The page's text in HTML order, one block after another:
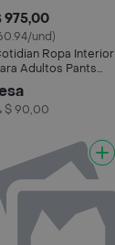
975,00
und)
Ropa Interior
Adultos Pants
$ 90,00